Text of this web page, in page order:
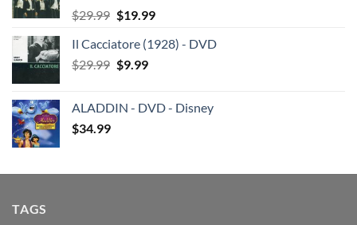
$29.99 Original
was:
$29.99.
$19.99Current
is:
Il Cacciatore (1928) - DVD
$29.99 Original
$29.99.
$9.99Current
$9.99.
ALADDIN - DVD - Disney
$34.99
TAGS